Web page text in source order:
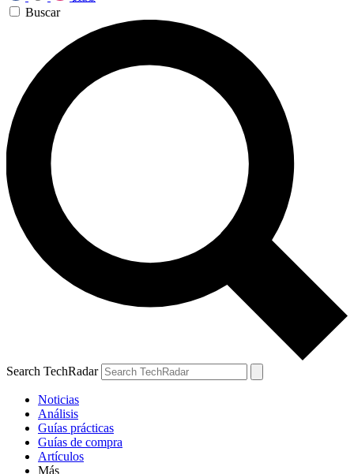
Buscar
Search TechRadar
Noticias
Análisis
Guías prácticas
Guías de compra
Artículos
Más